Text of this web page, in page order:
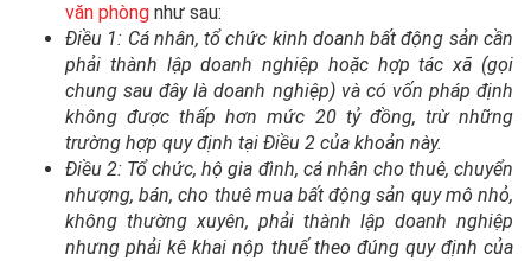
văn phòng như sau:
Điều 1: Cá nhân, tổ chức kinh doanh bất động sản cần
phải thành lập doanh nghiệp hoặc hợp tác xã (gọi
chung sau đây là doanh nghiệp) và có vốn pháp định
không được thấp hơn mức 20 tỷ đồng, trừ những
trường hợp quy định tại Điều 2 của khoản này.
Điều 2: Tổ chức, hộ gia đình, cá nhân cho thuê, chuyển
nhượng, bán, cho thuê mua bất động sản quy mô nhỏ,
không thường xuyên, phải thành lập doanh nghiệp
nhưng phải kê khai nộp thuế theo đúng quy định của